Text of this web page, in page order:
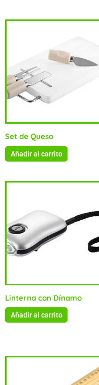
Set de Queso
Añadir al carrito
Linterna con Dínamo
Añadir al carrito